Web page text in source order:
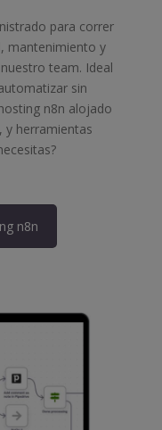
para correr
mantenimiento y
team. Ideal
sin
n8n alojado
y herramientas
n8n